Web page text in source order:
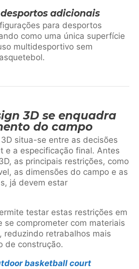
adicionais
para desportos
como uma única superfície
multidesportivo sem
3D se enquadra
do campo
situa-se entre as decisões
e a especificação final. Antes
as principais restrições, como
as dimensões do campo e as
já devem estar
testar estas restrições em
se comprometer com materiais
reduzindo retrabalhos mais
de construção.
basketball court